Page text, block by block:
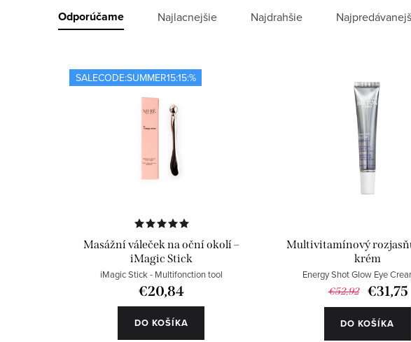
ý
R
d
Odporúčame Najlacnejšie Najdrahšie
SALECODE:SUMMER15:15:%
Masážní váleček na oční okolí –
iMagic Stick
iMagic Stick - Multifonction tool
€20,84
DO KOŠÍKA
Multivitamínový
krém
Energy Shot Glow Eye
€52,92 €31,75
DO KOŠÍKA